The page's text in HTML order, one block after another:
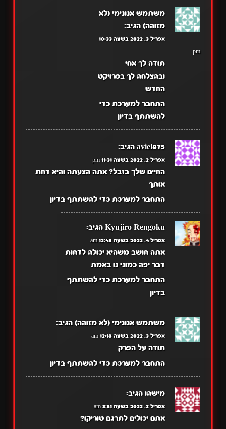
משתמש אנונימי (לא
מזוהה) הגיב:
אפריל 3, 2022 בשעה 10:33
pm
תודה לך אחי
ובהצלחה לך בפרויקט
החדש
התחבר למערכת כדי
להשתתף בדיון
aviel875 הגיב:
אפריל 2, 2022 בשעה 11:31 pm
החיים שלך בזבל? אתה הצעתה והיא דחת
אותך
התחבר למערכת כדי להשתתף בדיון
Kyujiro Rengoku הגיב:
אפריל 4, 2022 בשעה 12:48 am
אתה חושב משהיא יכולה לדחות
דבר יפה כמוני נו באמת
התחבר למערכת כדי להשתתף
בדיון
משתמש אנונימי (לא מזוהה) הגיב:
אפריל 3, 2022 בשעה 12:18 am
תודה על הפרק
התחבר למערכת כדי להשתתף בדיון
מישהו הגיב:
אפריל 3, 2022 בשעה 3:51 am
אתם יכולים לתרגם טוריקו?